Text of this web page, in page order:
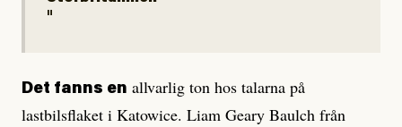
Det fanns en allvarlig ton hos talarna på
lastbilsflaket i Katowice. Liam Geary Baulch från